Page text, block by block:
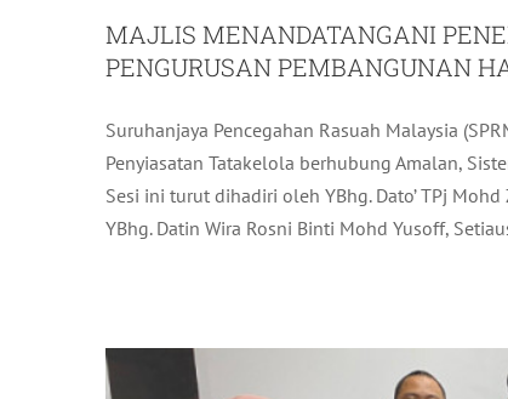
MAJLIS MENANDATANGANI
PENGURUSAN PEMBANGUNAN
Suruhanjaya Pencegahan Rasuah Malaysia
Penyiasatan Tatakelola berhubung Amalan,
Sesi ini turut dihadiri oleh YBhg. Dato’ TPj
YBhg. Datin Wira Rosni Binti Mohd Yusoff,
BENGKEL MINI